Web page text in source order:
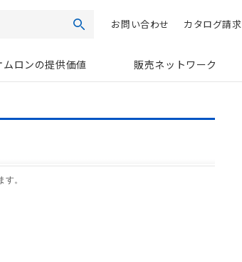
検索お問い合わせ カタログ請求
ムロンの提供価値 販売ネットワーク
。